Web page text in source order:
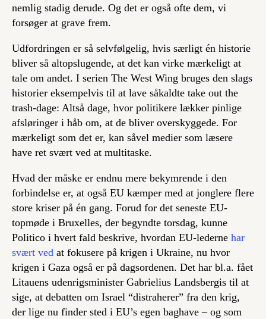
nemlig stadig derude. Og det er også ofte dem, vi
forsøger at grave frem.
Udfordringen er så selvfølgelig, hvis særligt én historie
bliver så altopslugende, at det kan virke mærkeligt at
tale om andet. I serien The West Wing bruges den slags
historier eksempelvis til at lave såkaldte take out the
trash-dage: Altså dage, hvor politikere lækker pinlige
afsløringer i håb om, at de bliver overskyggede. For
mærkeligt som det er, kan såvel medier som læsere
have ret svært ved at multitaske.
Hvad der måske er endnu mere bekymrende i den
forbindelse er, at også EU kæmper med at jonglere flere
store kriser på én gang. Forud for det seneste EU-
topmøde i Bruxelles, der begyndte torsdag, kunne
Politico i hvert fald beskrive, hvordan EU-lederne har
svært ved at fokusere på krigen i Ukraine, nu hvor
krigen i Gaza også er på dagsordenen. Det har bl.a. fået
Litauens udenrigsminister Gabrielius Landsbergis til at
sige, at debatten om Israel “distraherer” fra den krig,
der lige nu finder sted i EU’s egen baghave – og som